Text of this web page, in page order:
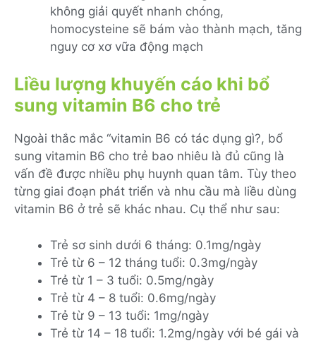
không giải quyết nhanh chóng,
homocysteine sẽ bám vào thành mạch, tăng
nguy cơ xơ vữa động mạch
Liều lượng khuyến cáo khi bổ
sung vitamin B6 cho trẻ
Ngoài thắc mắc “vitamin B6 có tác dụng gì?, bổ
sung vitamin B6 cho trẻ bao nhiêu là đủ cũng là
vấn đề được nhiều phụ huynh quan tâm. Tùy theo
từng giai đoạn phát triển và nhu cầu mà liều dùng
vitamin B6 ở trẻ sẽ khác nhau. Cụ thể như sau:
Trẻ sơ sinh dưới 6 tháng: 0.1mg/ngày
Trẻ từ 6 – 12 tháng tuổi: 0.3mg/ngày
Trẻ từ 1 – 3 tuổi: 0.5mg/ngày
Trẻ từ 4 – 8 tuổi: 0.6mg/ngày
Trẻ từ 9 – 13 tuổi: 1mg/ngày
Trẻ từ 14 – 18 tuổi: 1.2mg/ngày với bé gái và